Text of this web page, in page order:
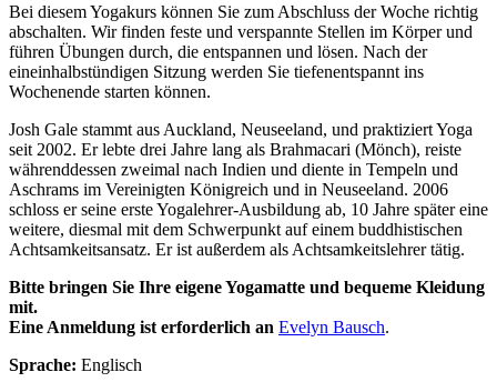
Bei diesem Yogakurs können Sie zum Abschluss der Woche richtig
abschalten. Wir finden feste und verspannte Stellen im Körper und
führen Übungen durch, die entspannen und lösen. Nach der
eineinhalbstündigen Sitzung werden Sie tiefenentspannt ins
Wochenende starten können.
Josh Gale stammt aus Auckland, Neuseeland, und praktiziert Yoga
seit 2002. Er lebte drei Jahre lang als Brahmacari (Mönch), reiste
währenddessen zweimal nach Indien und diente in Tempeln und
Aschrams im Vereinigten Königreich und in Neuseeland. 2006
schloss er seine erste Yogalehrer-Ausbildung ab, 10 Jahre später eine
weitere, diesmal mit dem Schwerpunkt auf einem buddhistischen
Achtsamkeitsansatz. Er ist außerdem als Achtsamkeitslehrer tätig.
Bitte bringen Sie Ihre eigene Yogamatte und bequeme Kleidung
mit.
Eine Anmeldung ist erforderlich an Evelyn Bausch.
Sprache: Englisch